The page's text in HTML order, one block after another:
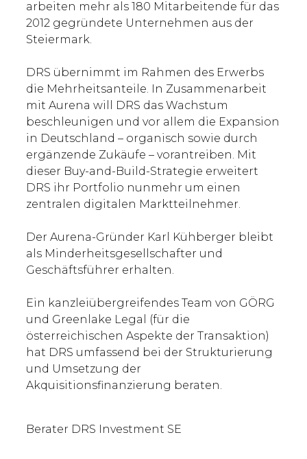
arbeiten mehr als 180 Mitarbeitende für das
2012 gegründete Unternehmen aus der
Steiermark.
DRS übernimmt im Rahmen des Erwerbs
die Mehrheitsanteile. In Zusammenarbeit
mit Aurena will DRS das Wachstum
beschleunigen und vor allem die Expansion
in Deutschland – organisch sowie durch
ergänzende Zukäufe – vorantreiben. Mit
dieser Buy-and-Build-Strategie erweitert
DRS ihr Portfolio nunmehr um einen
zentralen digitalen Marktteilnehmer.
Der Aurena-Gründer Karl Kühberger bleibt
als Minderheitsgesellschafter und
Geschäftsführer erhalten.
Ein kanzleiübergreifendes Team von GÖRG
und Greenlake Legal (für die
österreichischen Aspekte der Transaktion)
hat DRS umfassend bei der Strukturierung
und Umsetzung der
Akquisitionsfinanzierung beraten.
Berater DRS Investment SE